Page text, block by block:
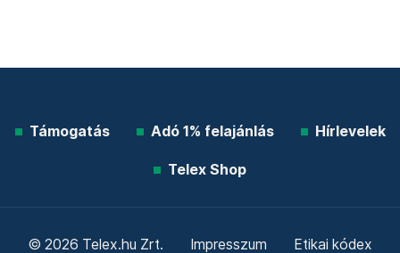
Támogatás Adó 1% felajánlás Hírlevelek
Telex Shop
© 2026 Telex.hu Zrt. Impresszum Etikai kódex